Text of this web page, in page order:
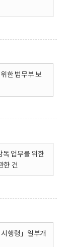
한 법무부 보
독 업무를 위한
한 건
행령」일부개